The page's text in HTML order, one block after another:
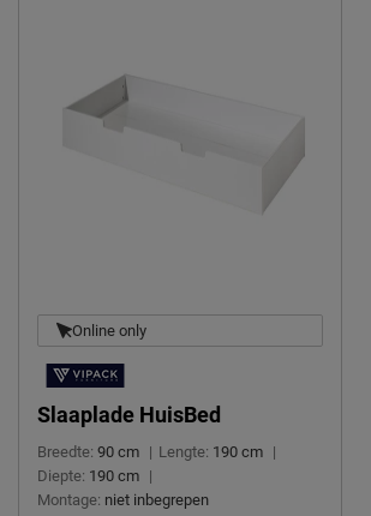
Type bed
Afnemen
2 jaar
Montage
niet
Duurzaamheid
Duurzaam
Leveranciersinformatie
Naam
Online only
Slaaplade HuisBed
Breedte: 90 cm | Lengte: 190 cm |
Diepte: 190 cm |
Montage: niet inbegrepen